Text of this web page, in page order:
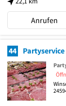
Anrufen
44